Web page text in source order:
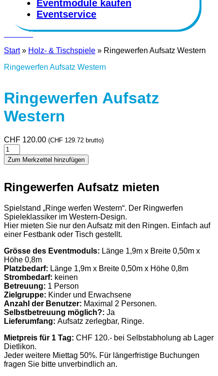
Eventmodule kaufen
Eventservice
Kontakt
Start» Holz- & Tischspiele » Ringewerfen Aufsatz Western
Ringewerfen Aufsatz Western
Ringewerfen Aufsatz
Western
CHF 120.00 (CHF 129.72 brutto)
Ringewerfen
Aufsatz
Western
Zum Merkzettel hinzufügen
Ringewerfen Aufsatz mieten
Spielstand „Ringe werfen Western“. Der Ringwerfen
Spieleklassiker im Western-Design.
Hier mieten Sie nur den Aufsatz mit den Ringen. Einfach auf
einer Festbank oder Tisch gestellt.
Grösse des Eventmoduls: Länge 1,9m x Breite 0,50m x
Höhe 0,8m
Platzbedarf: Länge 1,9m x Breite 0,50m x Höhe 0,8m
Strombedarf: keinen
Betreuung: 1 Person
Zielgruppe: Kinder und Erwachsene
Anzahl der Benutzer: Maximal 2 Personen.
Selbstbetreuung möglich?: Ja
Lieferumfang: Aufsatz zerlegbar, Ringe.
Mietpreis für 1 Tag: CHF 120.- bei Selbstabholung ab Lager
Dietlikon.
Jeder weitere Miettag 50%. Für längerfristige Buchungen
fragen Sie bitte unverbindlich an.